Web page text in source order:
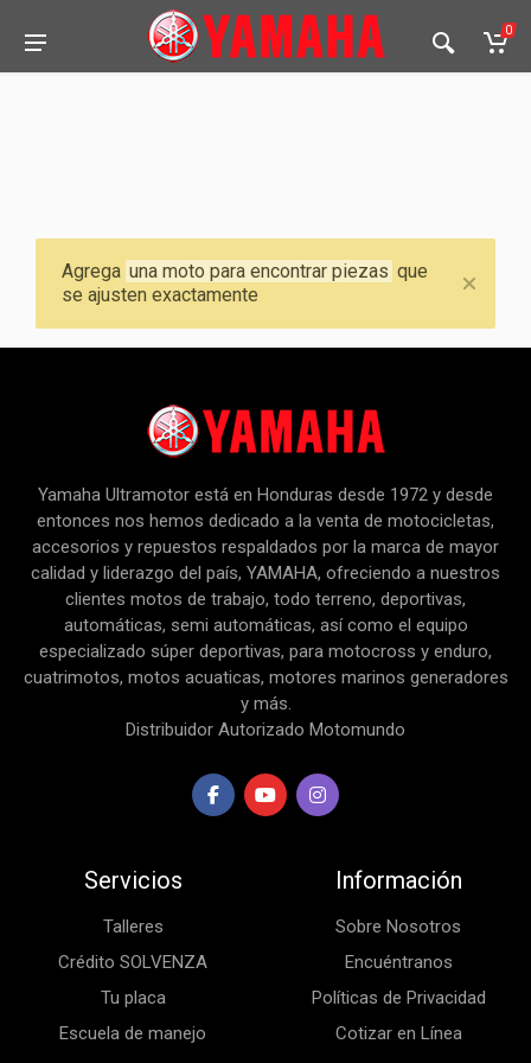
0
Agrega una moto para encontrar piezas que
se ajusten exactamente
Yamaha Ultramotor está en Honduras desde 1972 y desde
entonces nos hemos dedicado a la venta de motocicletas,
accesorios y repuestos respaldados por la marca de mayor
calidad y liderazgo del país, YAMAHA, ofreciendo a nuestros
clientes motos de trabajo, todo terreno, deportivas,
automáticas, semi automáticas, así como el equipo
especializado súper deportivas, para motocross y enduro,
cuatrimotos, motos acuaticas, motores marinos generadores
y más.
Distribuidor Autorizado Motomundo
Servicios
Talleres
Crédito SOLVENZA
Tu placa
Escuela de manejo
Información
Sobre Nosotros
Encuéntranos
Políticas de Privacidad
Cotizar en Línea